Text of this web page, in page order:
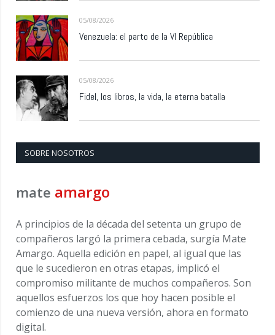
05/08/2026
Venezuela: el parto de la VI República
05/08/2026
Fidel, los libros, la vida, la eterna batalla
SOBRE NOSOTROS
mate amargo
A principios de la década del setenta un grupo de
compañeros largó la primera cebada, surgía Mate
Amargo. Aquella edición en papel, al igual que las
que le sucedieron en otras etapas, implicó el
compromiso militante de muchos compañeros. Son
aquellos esfuerzos los que hoy hacen posible el
comienzo de una nueva versión, ahora en formato
digital.